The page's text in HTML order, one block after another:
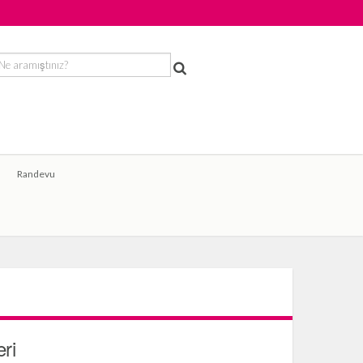
Randevu